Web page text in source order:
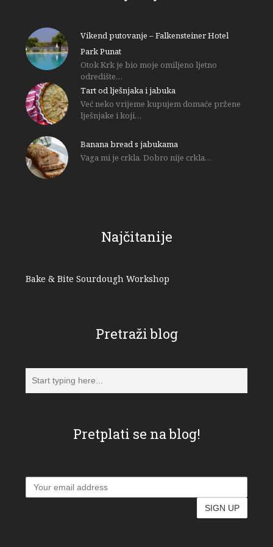
Vikend putovanje – Falkensteiner Hotel
Park Punat
Otok Krk je bio moje omiljeno ljetno
odredište…
Tart od lješnjaka i jabuka
Već neko vrijeme kupujem domaće pržene
lješnjake i koji…
Banana bread s jabukama
Vaga mi je crkla. Dobro nije crkla…
Najčitanije
Bake & Bite Sourdough Workshop
Pretraži blog
Pretplati se na blog!